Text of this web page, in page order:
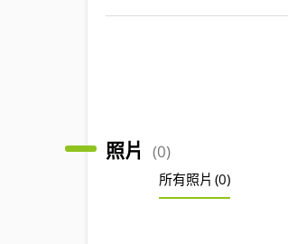
照片 (0)
所有照片 (0)